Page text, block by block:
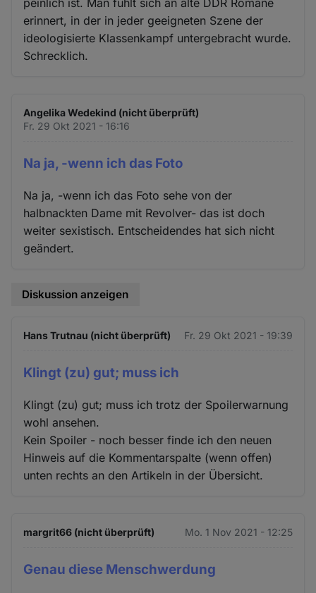
peinlich ist. Man fühlt sich an alte DDR Romane
erinnert, in der in jeder geeigneten Szene der
ideologisierte Klassenkampf untergebracht wurde.
Schrecklich.
Angelika Wedekind (nicht überprüft)
Fr. 29 Okt 2021 - 16:16
Na ja, -wenn ich das Foto
Na ja, -wenn ich das Foto sehe von der
halbnackten Dame mit Revolver- das ist doch
weiter sexistisch. Entscheidendes hat sich nicht
geändert.
Diskussion anzeigen
Hans Trutnau (nicht überprüft) Fr. 29 Okt 2021 - 19:39
Klingt (zu) gut; muss ich
Klingt (zu) gut; muss ich trotz der Spoilerwarnung
wohl ansehen.
Kein Spoiler - noch besser finde ich den neuen
Hinweis auf die Kommentarspalte (wenn offen)
unten rechts an den Artikeln in der Übersicht.
margrit66 (nicht überprüft) Mo. 1 Nov 2021 - 12:25
Genau diese Menschwerdung
Cookies